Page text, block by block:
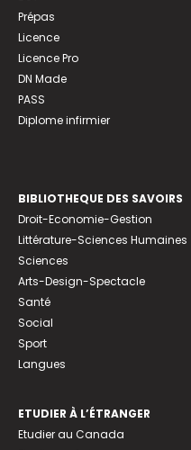
Prépas
Licence
Licence Pro
DN Made
PASS
Diplome infirmier
BIBLIOTHEQUE DES SAVOIRS
Droit-Economie-Gestion
Littérature-Sciences Humaines
Sciences
Arts-Design-Spectacle
Santé
Social
Sport
Langues
ETUDIER À L’ÉTRANGER
Etudier au Canada